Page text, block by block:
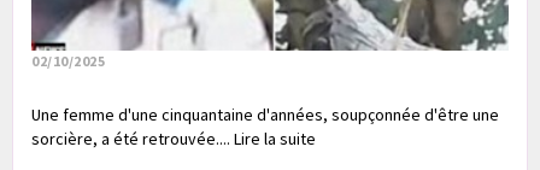
02/10/2025
Une femme d'une cinquantaine d'années, soupçonnée d'être une
sorcière, a été retrouvée.... Lire la suite